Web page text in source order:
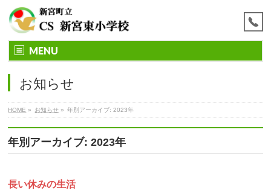
MENU
お知らせ
HOME » お知らせ » 年別アーカイブ: 2023年
年別アーカイブ: 2023年
長い休みの生活